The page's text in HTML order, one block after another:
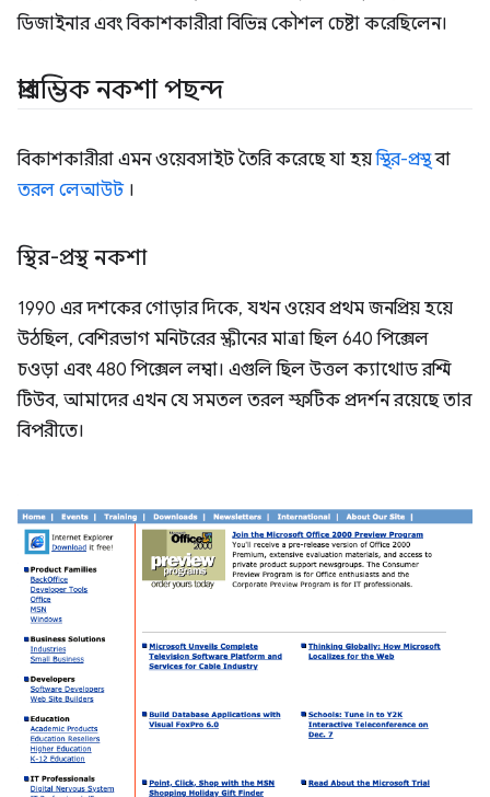
ডিজাইনার এবং বিকাশকারীরা বিভিন্ন কৌশল চেষ্টা করেছিলেন।
প্রারম্ভিক নকশা পছন্দ
বিকাশকারীরা এমন ওয়েবসাইট তৈরি করেছে যা হয়স্থির-প্রস্থবা
তরল লেআউট।
স্থির-প্রস্থ নকশা
1990 এর দশকের গোড়ার দিকে, যখন ওয়েব প্রথম জনপ্রিয় হয়ে
উঠছিল, বেশিরভাগ মনিটরের স্ক্রীনের মাত্রা ছিল 640 পিক্সেল
চওড়া এবং 480 পিক্সেল লম্বা। এগুলি ছিল উত্তল ক্যাথোড রশ্মি
টিউব, আমাদের এখন যে সমতল তরল স্ফটিক প্রদর্শন রয়েছে তার
বিপরীতে।